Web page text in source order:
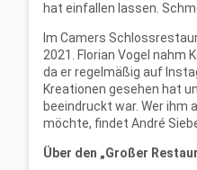
hat einfallen lassen.
Im Camers
2021. Florian Vogel nahm
da er regelmäßig auf
Kreationen gesehen hat
beeindruckt war. Wer ihm
möchte, findet André
Über den „Großer